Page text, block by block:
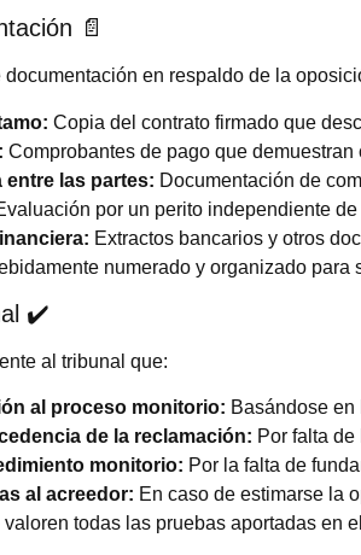
📄
en respaldo de la
Copia del contrato firmado que
Comprobantes de pago que
las partes: Documentación de
por un perito independiente
Extractos bancarios y otros
numerado y organizado para
✔️
al tribunal que:
al proceso monitorio: Basándose en
de la reclamación: Por falta
monitorio: Por la falta de
al acreedor: En caso de estimarse la
todas las pruebas aportadas en